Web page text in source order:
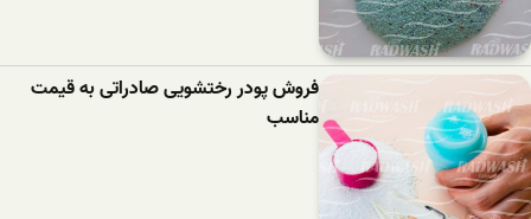
فروش پودر رختشویی صادراتی به قیمت
مناسب